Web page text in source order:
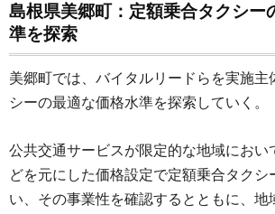
島根県美郷町：定額乗合タクシー
準を探索
美郷町では、バイタルリードらを実施主
シーの最適な価格水準を探索していく。
公共交通サービスが限定的な地域におい
どを元にした価格設定で定額乗合タクシ
い、その事業性を確認するとともに、地